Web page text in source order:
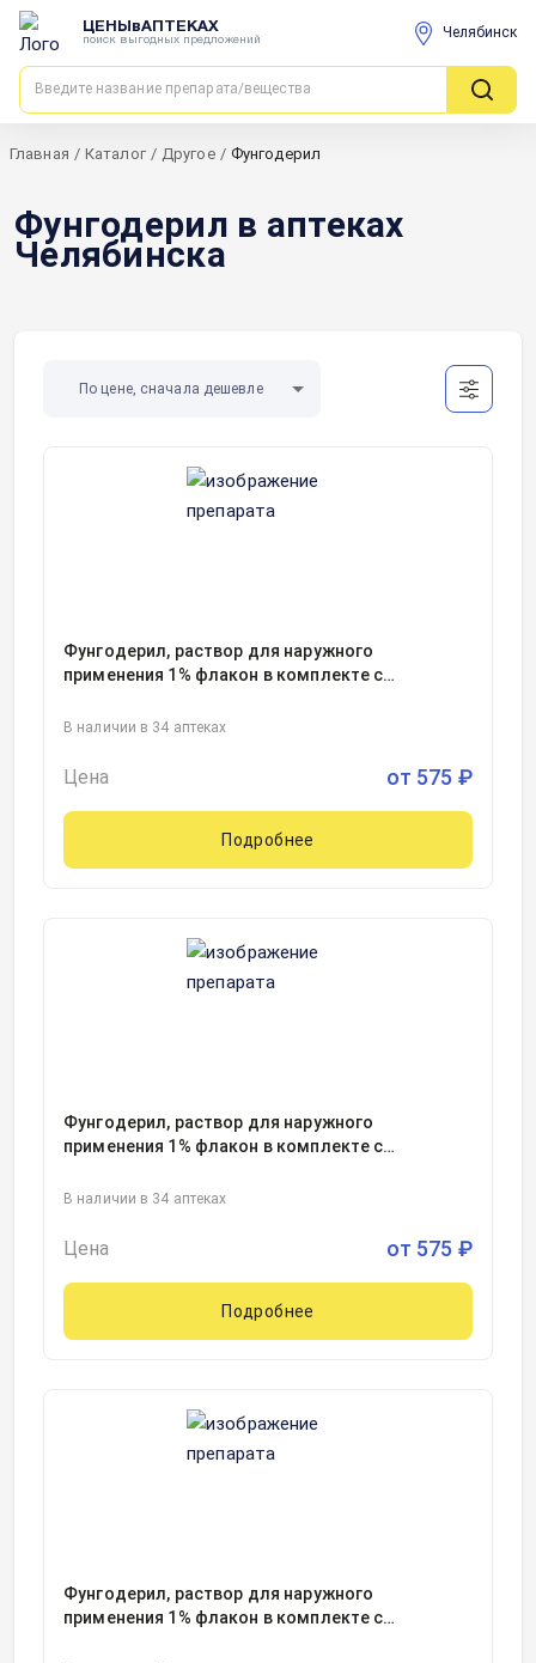
ЦЕНЫвАПТЕКАХ
поиск выгодных предложений Челябинск
Главная / Каталог / Другое / Фунгодерил
Фунгодерил в аптеках
Челябинска
По цене, сначала дешевле
Фунгодерил, раствор для наружного
применения 1% флакон в комплекте с
15миллилитр, 1
В наличии в 34 аптеках
Цена от 575 ₽
Подробнее
Фунгодерил, раствор для наружного
применения 1% флакон в комплекте с
15миллилитр, 1, Нижфарм АО, Россия
В наличии в 34 аптеках
Цена от 575 ₽
Подробнее
Фунгодерил, раствор для наружного
применения 1% флакон в комплекте с